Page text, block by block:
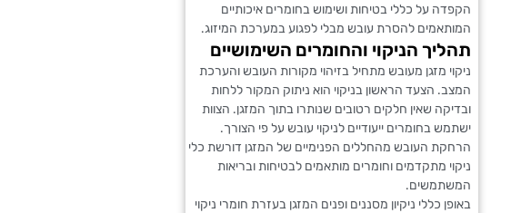
הקפדה על כללי בטיחות ושימוש בחומרים איכותיים
המותאמים להסרת עובש מבלי לפגוע במערכת המיזוג.
תהליך הניקוי והחומרים השימושיים
ניקוי מזגן מעובש מתחיל בזיהוי מקורות העובש והערכת
המצב. הצעד הראשון בניקוי הוא ניתוק המקור ללחות
ובדיקה שאין חלקים רטובים שנותרו בתוך המזגן. הצוות
ישתמש בחומרים ייעודיים לניקוי עובש על פי הצורך.
הרחקת העובש מהחללים הפנימיים של המזגן דורשת כלי
ניקוי מתקדמים וחומרים מותאמים לבטיחות ובריאות
המשתמשים.
באופן כללי ניקיון מסננים ופנים המזגן בעזרת חומרי ניקוי